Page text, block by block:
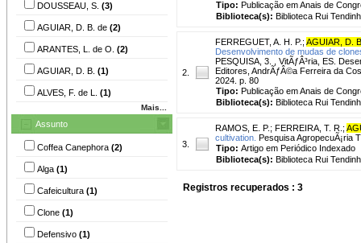
DOUSSEAU, S. (3)
AGUIAR, D. B. de (2)
ARANTES, L. de O. (2)
AGUIAR, D. B. (1)
ALVES, F. de L. (1)
Mais...
Assunto
Coffea Canephora (2)
Alga (1)
Cafeicultura (1)
Clone (1)
Defensivo (1)
Tipo: Publicação em Anais de
Biblioteca(s): Biblioteca Rui
2.
FERREGUET, A. H. P. ; AGUIAR, D. B
Desenvolvimento de mudas de
PESQUISA, 3. , VitÃƒÂ³ria, ES.
Editores, AndrÃƒÂ©a Ferreira da
2024. p. 80
Tipo: Publicação em Anais de
Biblioteca(s): Biblioteca Rui
3.
RAMOS, E. P. ; FERREIRA, T. R. ;
cultivation. Pesquisa AgropecuÃ¡ria
Tipo: Artigo em Periódico Indexado
Biblioteca(s): Biblioteca Rui
Registros recuperados : 3